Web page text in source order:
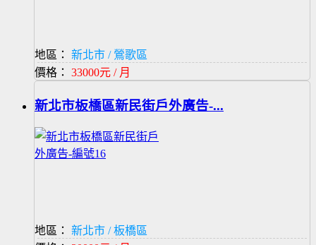
地區：
新北市 / 鶯歌區
價格： 33000元 / 月
新北市板橋區新民街戶外廣告-...
地區：
新北市 / 板橋區